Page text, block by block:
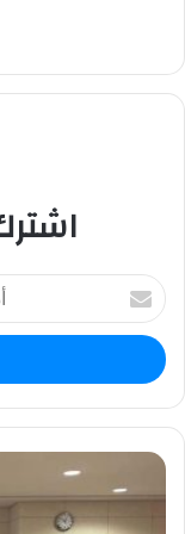
أ
د
خ
ل
ر
د